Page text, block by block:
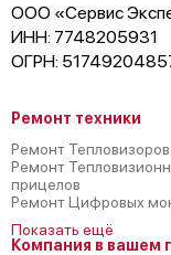
ООО «Сервис
ИНН: 7748205931
ОГРН:
Ремонт техники
Ремонт Тепловизоров
Ремонт
прицелов
Ремонт Цифровых
Показать ещё
Компания в вашем